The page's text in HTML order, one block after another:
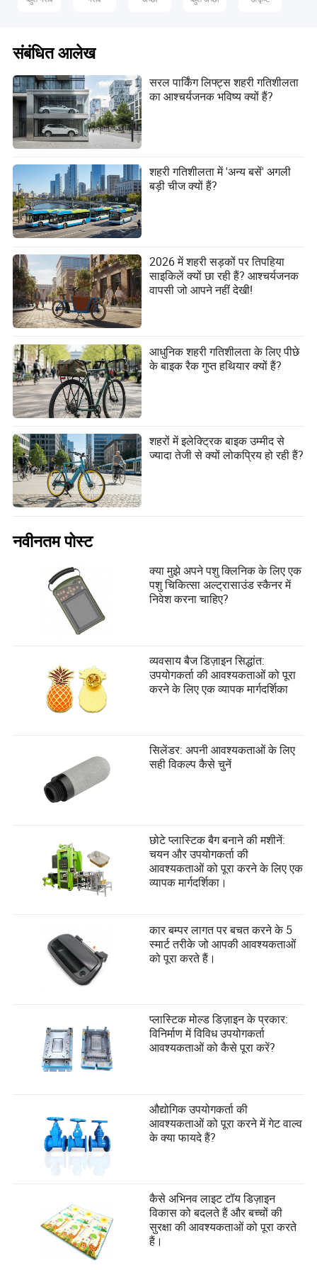
संबंधित आलेख
सरल पार्किंग लिफ्ट्स शहरी गतिशीलता
का आश्चर्यजनक भविष्य क्यों हैं?
शहरी गतिशीलता में 'अन्य बसें' अगली
बड़ी चीज क्यों हैं?
2026 में शहरी सड़कों पर तिपहिया
साइकिलें क्यों छा रही हैं? आश्चर्यजनक
वापसी जो आपने नहीं देखी!
आधुनिक शहरी गतिशीलता के लिए पीछे
के बाइक रैक गुप्त हथियार क्यों हैं?
शहरों में इलेक्ट्रिक बाइक उम्मीद से
ज्यादा तेजी से क्यों लोकप्रिय हो रही हैं?
नवीनतम पोस्ट
क्या मुझे अपने पशु क्लिनिक के लिए एक
पशु चिकित्सा अल्ट्रासाउंड स्कैनर में
निवेश करना चाहिए?
व्यवसाय बैज डिज़ाइन सिद्धांत:
उपयोगकर्ता की आवश्यकताओं को पूरा
करने के लिए एक व्यापक मार्गदर्शिका
सिलेंडर: अपनी आवश्यकताओं के लिए
सही विकल्प कैसे चुनें
छोटे प्लास्टिक बैग बनाने की मशीनें:
चयन और उपयोगकर्ता की
आवश्यकताओं को पूरा करने के लिए एक
व्यापक मार्गदर्शिका।
कार बम्पर लागत पर बचत करने के 5
स्मार्ट तरीके जो आपकी आवश्यकताओं
को पूरा करते हैं।
प्लास्टिक मोल्ड डिज़ाइन के प्रकार:
विनिर्माण में विविध उपयोगकर्ता
आवश्यकताओं को कैसे पूरा करें?
औद्योगिक उपयोगकर्ता की
आवश्यकताओं को पूरा करने में गेट वाल्व
के क्या फायदे हैं?
कैसे अभिनव लाइट टॉय डिज़ाइन
विकास को बदलते हैं और बच्चों की
सुरक्षा की आवश्यकताओं को पूरा करते
हैं।